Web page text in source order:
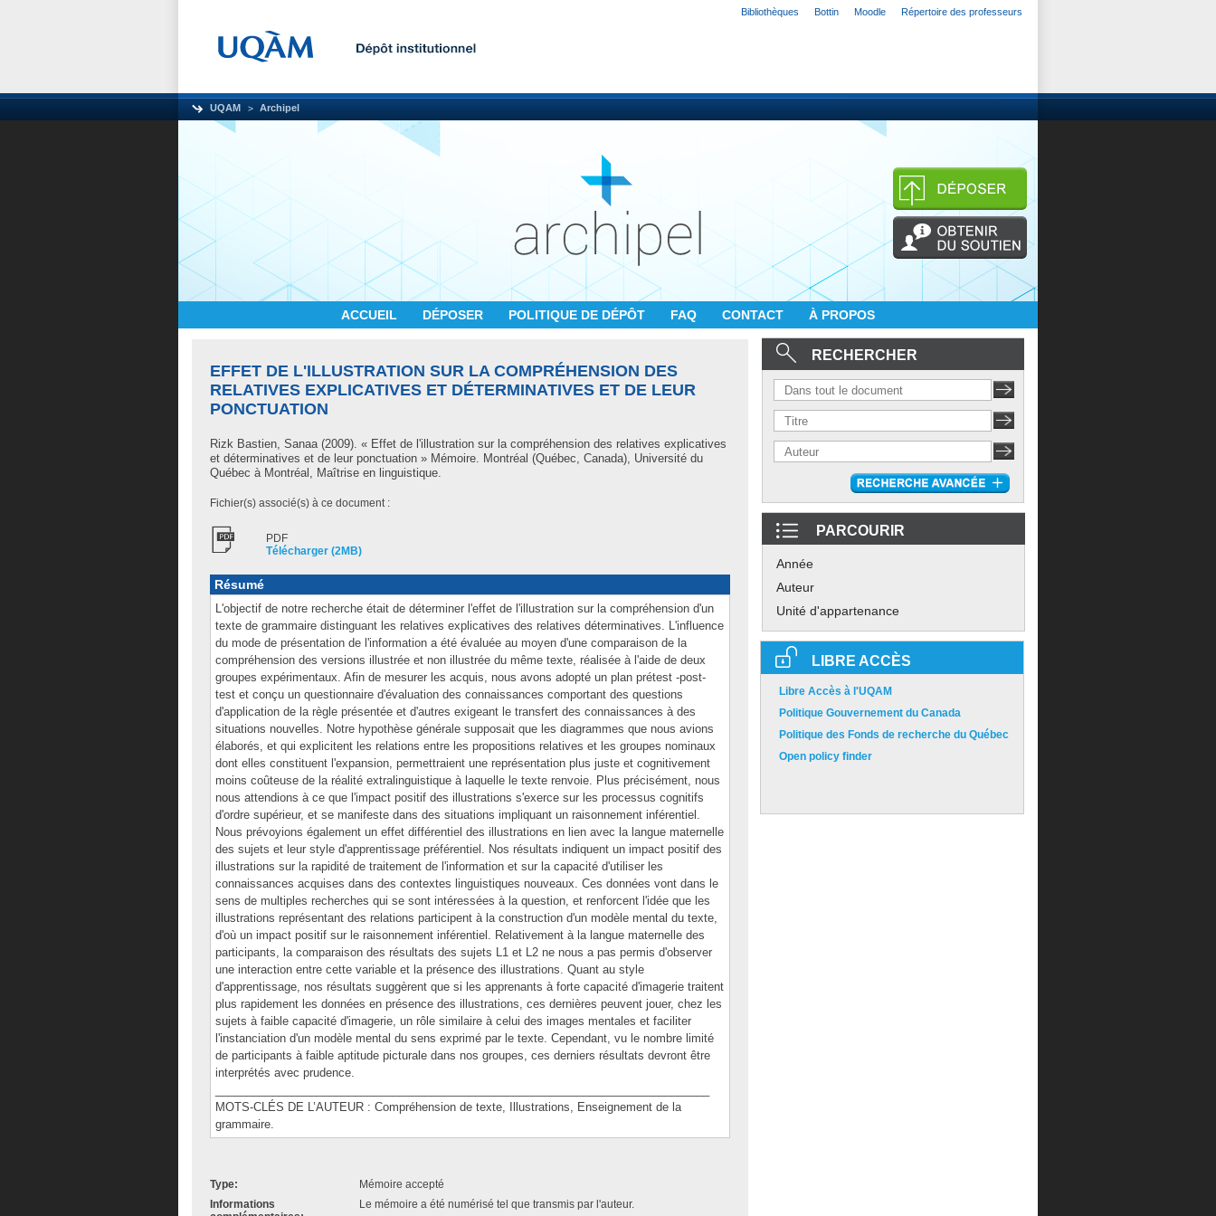
Bibliothèques Bottin Moodle Répertoire des professeurs
UQAM Archipel
ACCUEIL DÉPOSER POLITIQUE DE DÉPÔT FAQ CONTACT À PROPOS
EFFET DE L'ILLUSTRATION SUR LA COMPRÉHENSION DES
RELATIVES EXPLICATIVES ET DÉTERMINATIVES ET DE LEUR
PONCTUATION
Rizk Bastien, Sanaa(2009). « Effet de l'illustration sur la compréhension des relatives explicatives
et déterminatives et de leur ponctuation » Mémoire. Montréal (Québec, Canada), Université du
Québec à Montréal, Maîtrise en linguistique.
Fichier(s) associé(s) à ce document :
PDF
Télécharger (2MB)
Résumé
L'objectif de notre recherche était de déterminer l'effet de l'illustration sur la compréhension d'un
texte de grammaire distinguant les relatives explicatives des relatives déterminatives. L'influence
du mode de présentation de l'information a été évaluée au moyen d'une comparaison de la
compréhension des versions illustrée et non illustrée du même texte, réalisée à l'aide de deux
groupes expérimentaux. Afin de mesurer les acquis, nous avons adopté un plan prétest -post-
test et conçu un questionnaire d'évaluation des connaissances comportant des questions
d'application de la règle présentée et d'autres exigeant le transfert des connaissances à des
situations nouvelles. Notre hypothèse générale supposait que les diagrammes que nous avions
élaborés, et qui explicitent les relations entre les propositions relatives et les groupes nominaux
dont elles constituent l'expansion, permettraient une représentation plus juste et cognitivement
moins coûteuse de la réalité extralinguistique à laquelle le texte renvoie. Plus précisément, nous
nous attendions à ce que l'impact positif des illustrations s'exerce sur les processus cognitifs
d'ordre supérieur, et se manifeste dans des situations impliquant un raisonnement inférentiel.
Nous prévoyions également un effet différentiel des illustrations en lien avec la langue maternelle
des sujets et leur style d'apprentissage préférentiel. Nos résultats indiquent un impact positif des
illustrations sur la rapidité de traitement de l'information et sur la capacité d'utiliser les
connaissances acquises dans des contextes linguistiques nouveaux. Ces données vont dans le
sens de multiples recherches qui se sont intéressées à la question, et renforcent l'idée que les
illustrations représentant des relations participent à la construction d'un modèle mental du texte,
d'où un impact positif sur le raisonnement inférentiel. Relativement à la langue maternelle des
participants, la comparaison des résultats des sujets L1 et L2 ne nous a pas permis d'observer
une interaction entre cette variable et la présence des illustrations. Quant au style
d'apprentissage, nos résultats suggèrent que si les apprenants à forte capacité d'imagerie traitent
plus rapidement les données en présence des illustrations, ces dernières peuvent jouer, chez les
sujets à faible capacité d'imagerie, un rôle similaire à celui des images mentales et faciliter
l'instanciation d'un modèle mental du sens exprimé par le texte. Cependant, vu le nombre limité
de participants à faible aptitude picturale dans nos groupes, ces derniers résultats devront être
interprétés avec prudence.
MOTS-CLÉS DE L’AUTEUR : Compréhension de texte, Illustrations, Enseignement de la
grammaire.
Type:
Mémoire accepté
Informations
Le mémoire a été numérisé tel que transmis par l'auteur.
RECHERCHER
PARCOURIR
Année
Auteur
Unité d'appartenance
LIBRE ACCÈS
Libre Accès à l'UQAM
Politique Gouvernement du Canada
Politique des Fonds de recherche du Québec
Open policy finder